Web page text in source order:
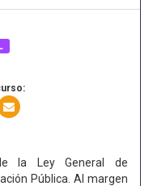
la Ley General de
Pública. Al margen